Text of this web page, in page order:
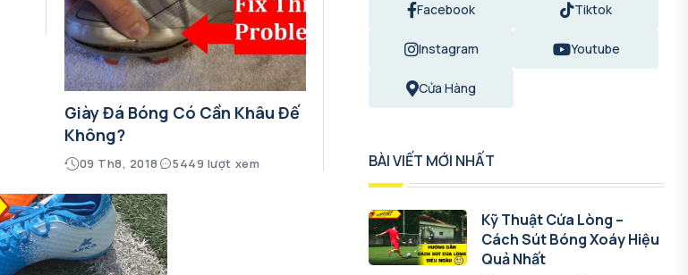
Giày Đá Bóng Có Cần Khâu Đế
Không?
09 Th8, 2018 5449 lượt xem
Facebook Tiktok
Instagram Youtube
Cửa Hàng
BÀI VIẾT MỚI NHẤT
Kỹ Thuật Cứa Lòng –
Cách Sút Bóng Xoáy Hiệu
Quả Nhất